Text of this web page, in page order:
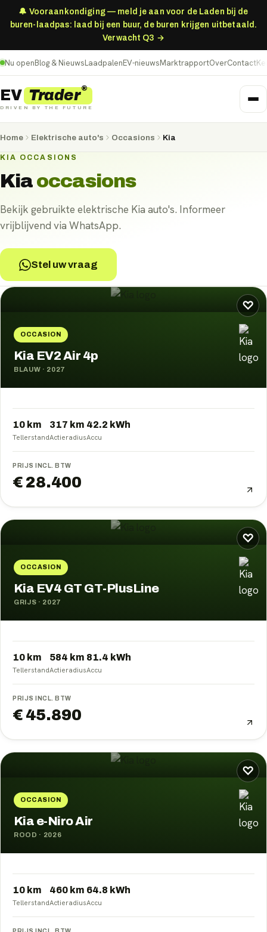
🔔 Vooraankondiging — meld je aan voor de Laden bij de
buren-laadpas: laad bij een buur, de buren krijgen uitbetaald.
Verwacht Q3 →
Nu openBlog & NieuwsLaadpalenEV-nieuwsMarktrapportOverContact
EV Trader®
DRIVEN BY THE FUTURE
Home Elektrische auto's Occasions Kia
KIA OCCASIONS
Kia occasions
Bekijk gebruikte elektrische Kia auto's. Informeer
vrijblijvend via WhatsApp.
Stel uw vraag
Kia
♡
OCCASION
Kia EV2 Air 4p
BLAUW · 2027
10 km
Tellerstand
317 km
Actieradius
42.2 kWh
Accu
PRIJS INCL. BTW
€ 28.400
♡
OCCASION
Kia EV4 GT GT-PlusLine
GRIJS · 2027
10 km
Tellerstand
584 km
Actieradius
81.4 kWh
Accu
PRIJS INCL. BTW
€ 45.890
♡
OCCASION
Kia e-Niro Air
ROOD · 2026
10 km
Tellerstand
460 km
Actieradius
64.8 kWh
Accu